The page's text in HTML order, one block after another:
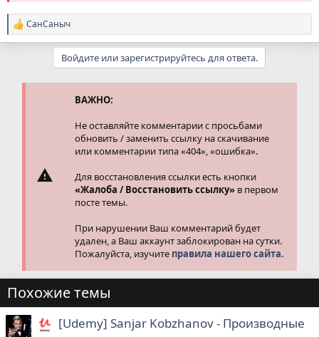
Р
е
СанСаныч
Войдите или зарегистрируйтесь для ответа.
ВАЖНО:
Не оставляйте комментарии с просьбами
обновить / заменить ссылку на скачивание
или комментарии типа «404», «ошибка».
Для восстановления ссылки есть кнопки
«Жалоба / Восстановить ссылку» в первом
посте темы.
При нарушении Ваш комментарий будет
удален, а Ваш аккаунт заблокирован на сутки.
Пожалуйста, изучите правила нашего сайта.
Похожие темы
[Udemy] Sanjar Kobzhanov - Производные